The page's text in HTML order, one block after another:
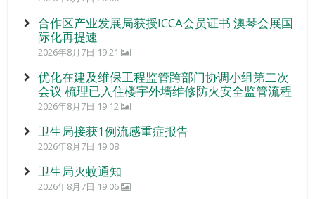
合作区产业发展局获授ICCA会员证书 澳琴会展国
际化再提速
2026年8月7日 19:21
优化在建及维保工程监管跨部门协调小组第二次
会议 梳理已入住楼宇外墙维修防火安全监管流程
2026年8月7日 19:12
卫生局接获1例流感重症报告
2026年8月7日 19:08
卫生局灭蚊通知
2026年8月7日 19:06